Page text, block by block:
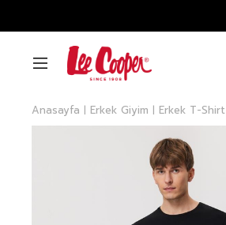
Anasayfa Erkek Giyim Erkek T-Shirt